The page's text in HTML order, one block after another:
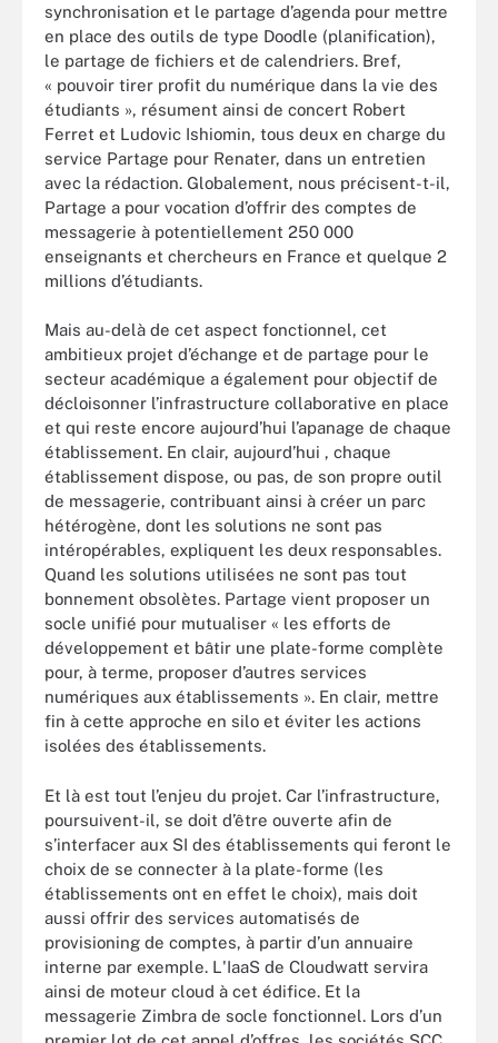
synchronisation et le partage d’agenda pour mettre
en place des outils de type Doodle (planification),
le partage de fichiers et de calendriers. Bref,
« pouvoir tirer profit du numérique dans la vie des
étudiants », résument ainsi de concert Robert
Ferret et Ludovic Ishiomin, tous deux en charge du
service Partage pour Renater, dans un entretien
avec la rédaction. Globalement, nous précisent-t-il,
Partage a pour vocation d’offrir des comptes de
messagerie à potentiellement 250 000
enseignants et chercheurs en France et quelque 2
millions d’étudiants.
Mais au-delà de cet aspect fonctionnel, cet
ambitieux projet d’échange et de partage pour le
secteur académique a également pour objectif de
décloisonner l’infrastructure collaborative en place
et qui reste encore aujourd’hui l’apanage de chaque
établissement. En clair, aujourd’hui , chaque
établissement dispose, ou pas, de son propre outil
de messagerie, contribuant ainsi à créer un parc
hétérogène, dont les solutions ne sont pas
intéropérables, expliquent les deux responsables.
Quand les solutions utilisées ne sont pas tout
bonnement obsolètes. Partage vient proposer un
socle unifié pour mutualiser « les efforts de
développement et bâtir une plate-forme complète
pour, à terme, proposer d’autres services
numériques aux établissements ». En clair, mettre
fin à cette approche en silo et éviter les actions
isolées des établissements.
Et là est tout l’enjeu du projet. Car l’infrastructure,
poursuivent-il, se doit d’être ouverte afin de
s’interfacer aux SI des établissements qui feront le
choix de se connecter à la plate-forme (les
établissements ont en effet le choix), mais doit
aussi offrir des services automatisés de
provisioning de comptes, à partir d’un annuaire
interne par exemple. L'IaaS de Cloudwatt servira
ainsi de moteur cloud à cet édifice. Et la
messagerie Zimbra de socle fonctionnel. Lors d’un